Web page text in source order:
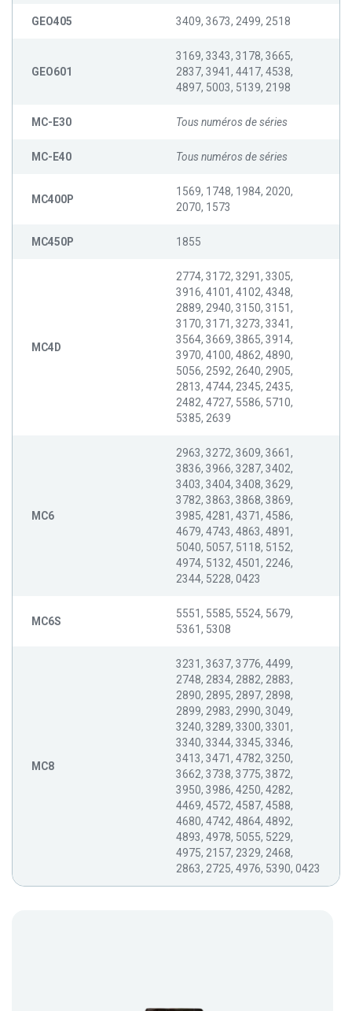
GEO405 3409, 3673, 2499, 2518
GEO601
3169, 3343, 3178, 3665,
2837, 3941, 4417, 4538,
4897, 5003, 5139, 2198
MC-E30 Tous numéros de séries
MC-E40 Tous numéros de séries
MC400P
1569, 1748, 1984, 2020,
2070, 1573
MC450P 1855
MC4D
2774, 3172, 3291, 3305,
3916, 4101, 4102, 4348,
2889, 2940, 3150, 3151,
3170, 3171, 3273, 3341,
3564, 3669, 3865, 3914,
3970, 4100, 4862, 4890,
5056, 2592, 2640, 2905,
2813, 4744, 2345, 2435,
2482, 4727, 5586, 5710,
5385, 2639
MC6
2963, 3272, 3609, 3661,
3836, 3966, 3287, 3402,
3403, 3404, 3408, 3629,
3782, 3863, 3868, 3869,
3985, 4281, 4371, 4586,
4679, 4743, 4863, 4891,
5040, 5057, 5118, 5152,
4974, 5132, 4501, 2246,
2344, 5228, 0423
MC6S
5551, 5585, 5524, 5679,
5361, 5308
MC8
3231, 3637, 3776, 4499,
2748, 2834, 2882, 2883,
2890, 2895, 2897, 2898,
2899, 2983, 2990, 3049,
3240, 3289, 3300, 3301,
3340, 3344, 3345, 3346,
3413, 3471, 4782, 3250,
3662, 3738, 3775, 3872,
3950, 3986, 4250, 4282,
4469, 4572, 4587, 4588,
4680, 4742, 4864, 4892,
4893, 4978, 5055, 5229,
4975, 2157, 2329, 2468,
2863, 2725, 4976, 5390, 0423